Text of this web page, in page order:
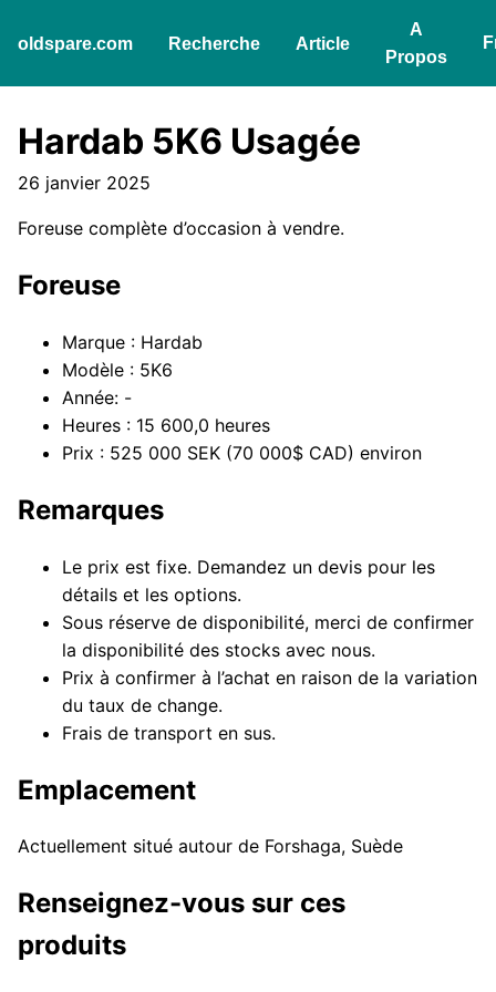
oldspare.com Recherche Article
A
Propos
Hardab 5K6 Usagée
26 janvier 2025
Foreuse complète d’occasion à vendre.
Foreuse
Marque : Hardab
Modèle : 5K6
Année: -
Heures : 15 600,0 heures
Prix : 525 000 SEK (70 000$ CAD) environ
Remarques
Le prix est fixe. Demandez un devis pour les
détails et les options.
Sous réserve de disponibilité, merci de confirmer
la disponibilité des stocks avec nous.
Prix à confirmer à l’achat en raison de la variation
du taux de change.
Frais de transport en sus.
Emplacement
Actuellement situé autour de Forshaga, Suède
Renseignez-vous sur ces
produits